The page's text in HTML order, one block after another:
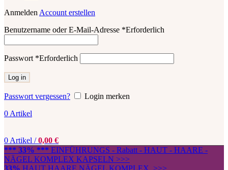
Anmelden Account erstellen
Benutzername oder E-Mail-Adresse *Erforderlich
Passwort *Erforderlich
Log in
Passwort vergessen?
Login merken
0 Artikel
0 Artikel / 0,00 €
*** 33% *** EINFÜHRUNGS - Rabatt - HAUT - HAARE -
NÄGEL KOMPLEX KAPSELN >>>
33% HAUT HAARE NÄGEL KOMPLEX >>>